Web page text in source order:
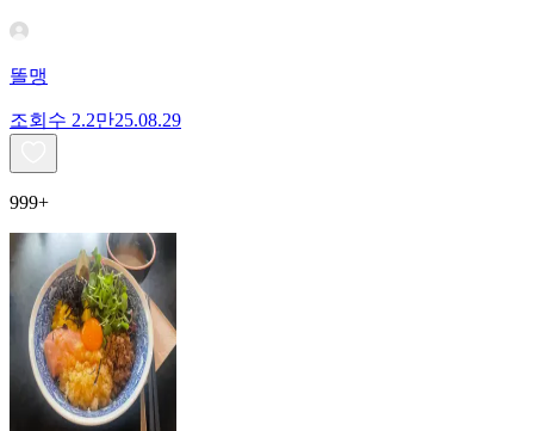
똘맹
조회수 2.2만25.08.29
999+